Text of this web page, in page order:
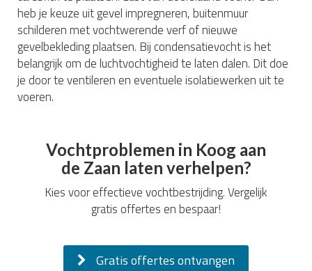
heb je keuze uit gevel impregneren, buitenmuur
schilderen met vochtwerende verf of nieuwe
gevelbekleding plaatsen. Bij condensatievocht is het
belangrijk om de luchtvochtigheid te laten dalen. Dit doe
je door te ventileren en eventuele isolatiewerken uit te
voeren.
Vochtproblemen in Koog aan
de Zaan laten verhelpen?
Kies voor effectieve vochtbestrijding. Vergelijk
gratis offertes en bespaar!
Gratis offertes ontvangen